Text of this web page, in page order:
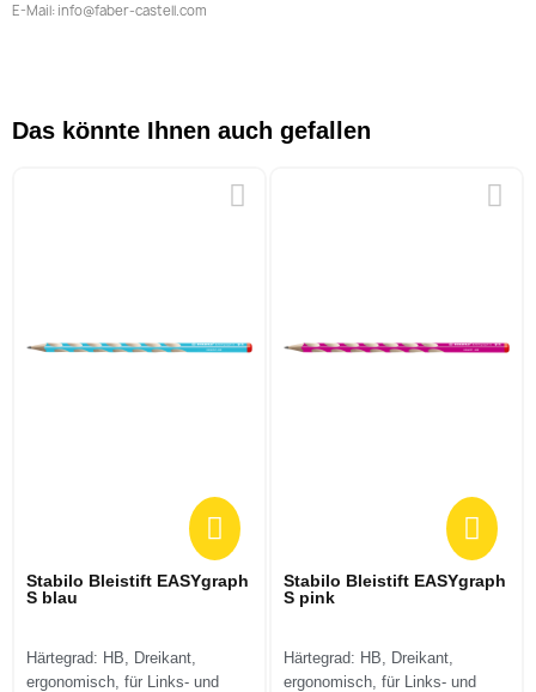
E-Mail: info@faber-castell.com
Das könnte Ihnen auch gefallen
Stabilo Bleistift EASYgraph
S blau
Härtegrad: HB, Dreikant,
ergonomisch, für Links- und
Stabilo Bleistift EASYgraph
S pink
Härtegrad: HB, Dreikant,
ergonomisch, für Links- und